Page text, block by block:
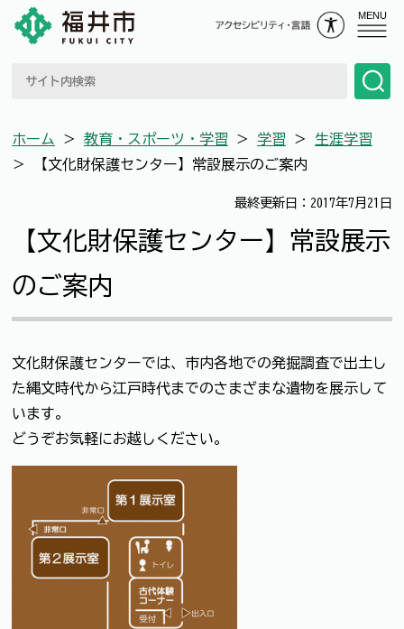
MENU
ホーム ＞ 教育・スポーツ・学習 ＞ 学習 ＞ 生涯学習
＞
【文化財保護センター】常設展示のご案内
最終更新日：2017年7月21日
【文化財保護センター】常設展示
のご案内
文化財保護センターでは、市内各地での発掘調査で出土し
た縄文時代から江戸時代までのさまざまな遺物を展示して
います。
どうぞお気軽にお越しください。